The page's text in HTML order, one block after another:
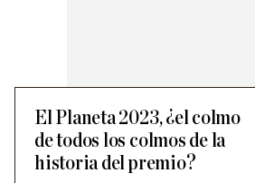
El Planeta 2023, ¿el colmo
de todos los colmos de la
historia del premio?